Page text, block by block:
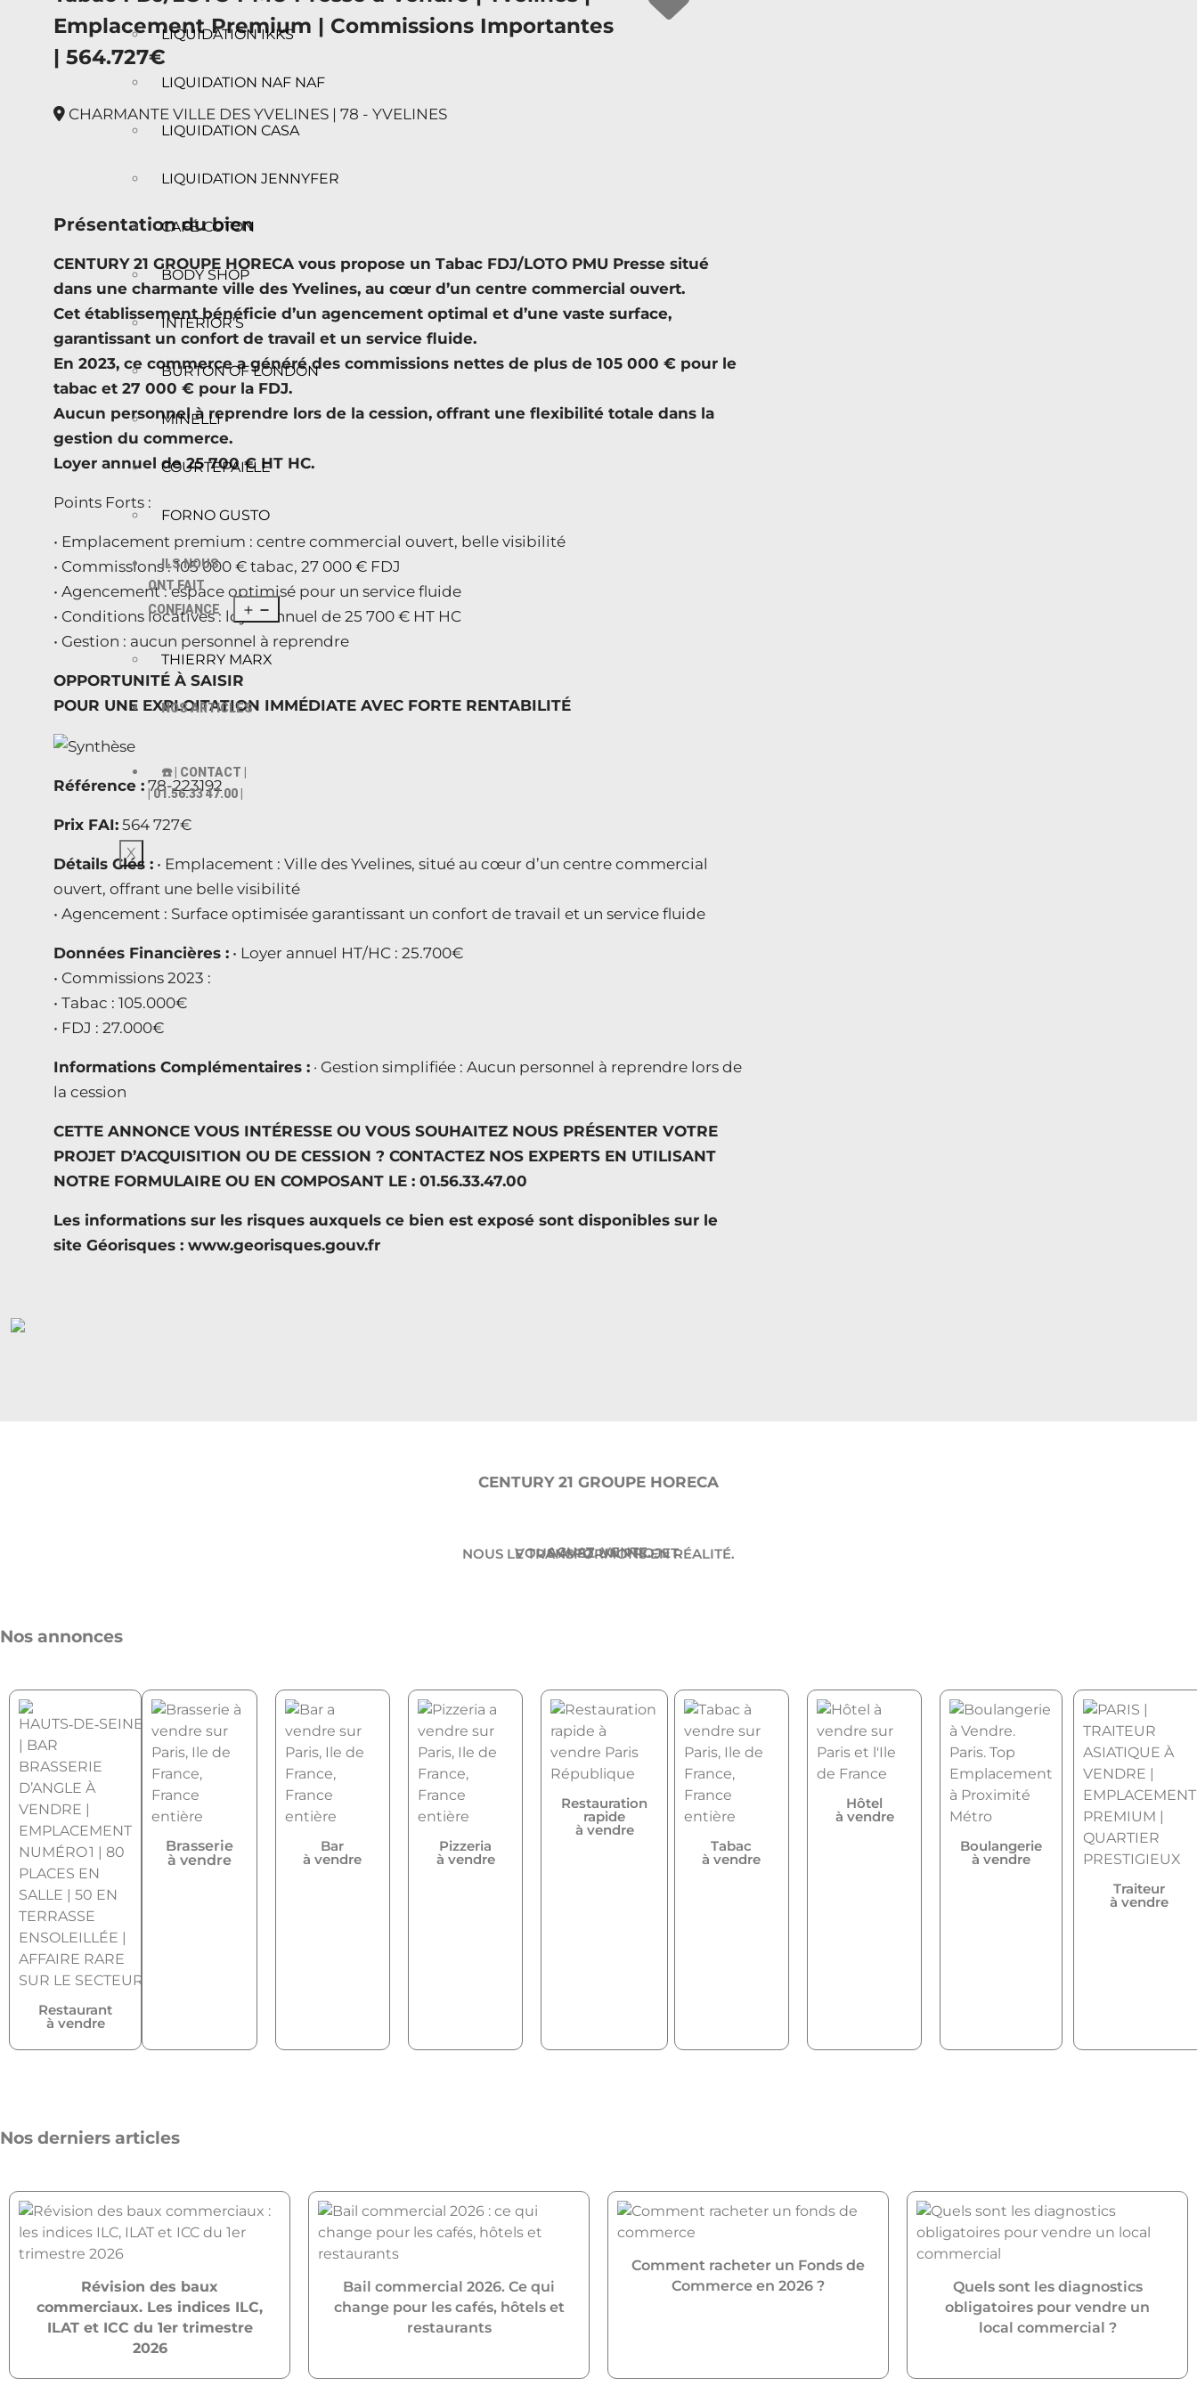
LIQUIDATION IKKS
LIQUIDATION NAF NAF
LIQUIDATION CASA
LIQUIDATION JENNYFER
CAFÉ COTON
BODY SHOP
INTERIOR’S
BURTON OF LONDON
MINELLI
COURTEPAILLE
FORNO GUSTO
ILS NOUS
ONT FAIT
CONFIANCE
THIERRY MARX
NOS ARTICLES
☎️ | CONTACT |
| 01.56.33 47.00 |
X
Emplacement Premium | Commissions Importantes
| 564.727€
CHARMANTE VILLE DES YVELINES | 78 - YVELINES
Présentation du bien
CENTURY 21 GROUPE HORECA vous propose un Tabac FDJ/LOTO PMU Presse situé
dans une charmante ville des Yvelines, au cœur d’un centre commercial ouvert.
Cet établissement bénéficie d’un agencement optimal et d’une vaste surface,
garantissant un confort de travail et un service fluide.
En 2023, ce commerce a généré des commissions nettes de plus de 105 000 € pour le
tabac et 27 000 € pour la FDJ.
Aucun personnel à reprendre lors de la cession, offrant une flexibilité totale dans la
gestion du commerce.
Loyer annuel de 25 700 € HT HC.
Points Forts :
• Emplacement premium : centre commercial ouvert, belle visibilité
• Commissions : 105 000 € tabac, 27 000 € FDJ
• Agencement : espace optimisé pour un service fluide
• Conditions locatives : loyer annuel de 25 700 € HT HC
• Gestion : aucun personnel à reprendre
OPPORTUNITÉ À SAISIR
POUR UNE EXPLOITATION IMMÉDIATE AVEC FORTE RENTABILITÉ
Référence : 78-223192
Prix FAI: 564 727€
Détails Clés : • Emplacement : Ville des Yvelines, situé au cœur d’un centre commercial
ouvert, offrant une belle visibilité
• Agencement : Surface optimisée garantissant un confort de travail et un service fluide
Données Financières : • Loyer annuel HT/HC : 25.700€
• Commissions 2023 :
• Tabac : 105.000€
• FDJ : 27.000€
Informations Complémentaires : · Gestion simplifiée : Aucun personnel à reprendre lors de
la cession
CETTE ANNONCE VOUS INTÉRESSE OU VOUS SOUHAITEZ NOUS PRÉSENTER VOTRE
PROJET D’ACQUISITION OU DE CESSION ? CONTACTEZ NOS EXPERTS EN UTILISANT
NOTRE FORMULAIRE OU EN COMPOSANT LE : 01.56.33.47.00
Les informations sur les risques auxquels ce bien est exposé sont disponibles sur le
site Géorisques : www.georisques.gouv.fr
CENTURY 21 GROUPE HORECA
ACHAT. VENTE.
VOUS AVEZ UN PROJET.
NOUS LE TRANSFORMONS EN RÉALITÉ.
Nos annonces
Restaurant
à vendre
Brasserie
à vendre
Bar
à vendre
Pizzeria
à vendre
Restauration
rapide
à vendre
Tabac
à vendre
Hôtel
à vendre
Boulangerie
à vendre
Traiteur
à vendre
Nos derniers articles
Révision des baux
commerciaux. Les indices ILC,
ILAT et ICC du 1er trimestre
2026
Bail commercial 2026. Ce qui
change pour les cafés, hôtels et
restaurants
Comment racheter un Fonds de
Commerce en 2026 ?
Quels sont les diagnostics
obligatoires pour vendre un
local commercial ?